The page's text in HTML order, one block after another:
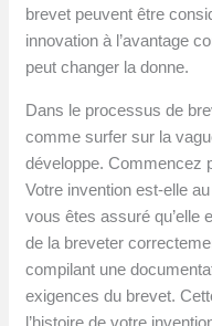
brevet peuvent être
innovation à l’avantage
peut changer la donne.
Dans le processus de
comme surfer sur la
développe. Commencez
Votre invention est-elle
vous êtes assuré qu’elle
de la breveter
compilant une
exigences du brevet.